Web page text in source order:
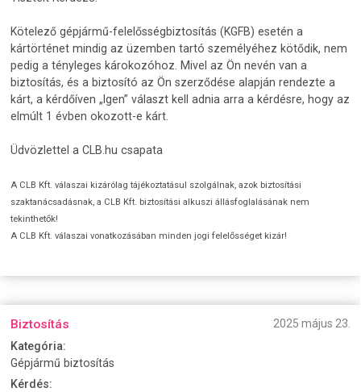
Kötelező gépjármű-felelősségbiztosítás (KGFB) esetén a
kártörténet mindig az üzemben tartó személyéhez kötődik, nem
pedig a tényleges károkozóhoz. Mivel az Ön nevén van a
biztosítás, és a biztosító az Ön szerződése alapján rendezte a
kárt, a kérdőíven „Igen” választ kell adnia arra a kérdésre, hogy az
elmúlt 1 évben okozott-e kárt.
Üdvözlettel a CLB.hu csapata
A CLB Kft. válaszai kizárólag tájékoztatásul szolgálnak, azok biztosítási
szaktanácsadásnak, a CLB Kft. biztosítási alkuszi állásfoglalásának nem
tekinthetők!
A CLB Kft. válaszai vonatkozásában minden jogi felelősséget kizár!
Biztosítás
2025 május 23.
Kategória:
Gépjármű biztosítás
Kérdés: